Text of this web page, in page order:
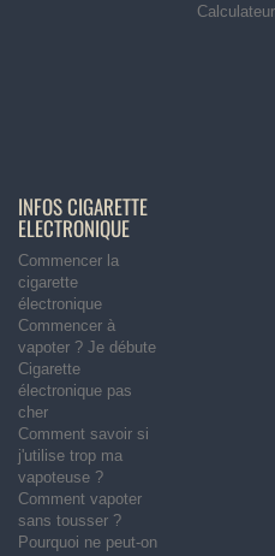
INFOS CIGARETTE
ELECTRONIQUE
Commencer la
cigarette
électronique
Commencer à
vapoter ? Je débute
Cigarette
électronique pas
cher
Comment savoir si
j'utilise trop ma
vapoteuse ?
Comment vapoter
sans tousser ?
Pourquoi ne peut-on